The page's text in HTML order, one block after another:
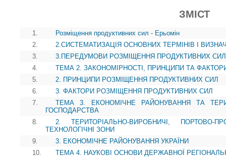
ЗМІСТ
1.
Розміщення продуктивних сил - Ерьомін
2.
2.СИСТЕМАТИЗАЦІЯ ОСНОВНИХ ТЕРМІНІВ І
3.
3.ПЕРЕДУМОВИ РОЗМІЩЕННЯ ПРОДУКТИВНИХ СИЛ
4.
ТЕМА 2. ЗАКОНОМІРНОСТІ, ПРИНЦИПИ ТА
5.
2. ПРИНЦИПИ РОЗМІЩЕННЯ ПРОДУКТИВНИХ СИЛ
6.
3. ФАКТОРИ РОЗМІЩЕННЯ ПРОДУКТИВНИХ СИЛ
7.
ТЕМА 3. ЕКОНОМІЧНЕ РАЙОНУВАННЯ ТА
ГОСПОДАРСТВА
8.
2. ТЕРИТОРІАЛЬНО-ВИРОБНИЧІ, ПОРТОВО-
ТЕХНОЛОГІЧНІ ЗОНИ
9.
3. ЕКОНОМІЧНЕ РАЙОНУВАННЯ УКРАЇНИ
10.
ТЕМА 4. НАУКОВІ ОСНОВИ ДЕРЖАВНОЇ